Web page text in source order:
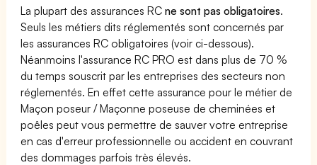
La plupart des assurances RCne sont pas obligatoires.
Seuls les métiers dits réglementés sont concernés par
les assurances RC obligatoires (voir ci-dessous).
Néanmoins l'assurance RC PRO est dans plus de 70 %
du temps souscrit par les entreprises des secteurs non
réglementés. En effet cette assurance pour le métier de
Maçon poseur / Maçonne poseuse de cheminées et
poêles peut vous permettre de sauver votre entreprise
en cas d'erreur professionnelle ou accident en couvrant
des dommages parfois très élevés.